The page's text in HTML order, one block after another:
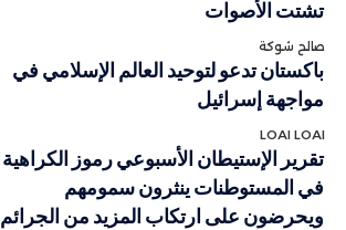
تشتت الأصوات
صالح شوكة
باكستان تدعو لتوحيد العالم الإسلامي في
مواجهة إسرائيل
LOAI LOAI
تقرير الإستيطان الأسبوعي رموز الكراهية
في المستوطنات ينثرون سمومهم
ويحرضون على ارتكاب المزيد من الجرائم